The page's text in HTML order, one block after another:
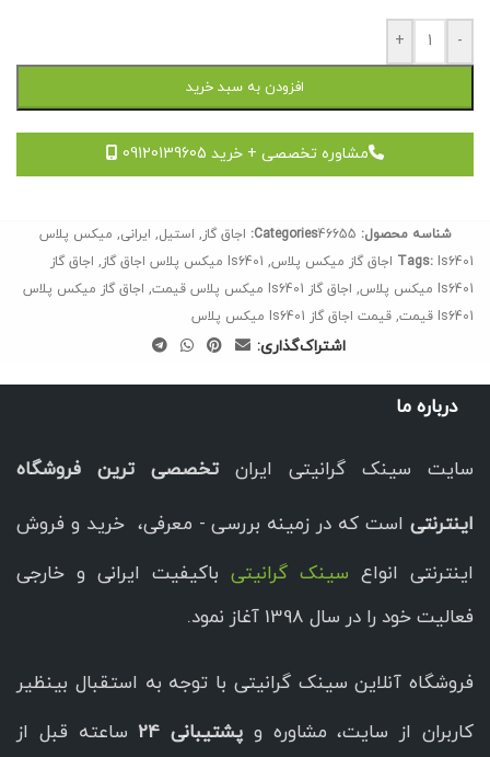
-
+
افزودن به سبد خرید
مشاوره تخصصی + خرید 09120139605
شناسه محصول: 46655
Categories: اجاق گاز, استیل, ایرانی, میکس پلاس
Tags: Is6401 اجاق گاز میکس پلاس , Is6401 میکس پلاس اجاق گاز , اجاق گاز
Is6401 میکس پلاس
, اجاق گاز Is6401 میکس پلاس قیمت , اجاق گاز میکس پلاس
Is6401 قیمت
, قیمت اجاق گاز Is6401 میکس پلاس
اشتراک‌گذاری:
درباره ما
سایت سینک گرانیتی ایرانتخصصی ترین فروشگاه
اینترنتی است که در زمینه بررسی - معرفی، خرید و فروش
اینترنتی انواع سینک گرانیتی باکیفیت ایرانی و خارجی
فعالیت خود را در سال 1398 آغاز نمود.
فروشگاه آنلاین سینک گرانیتی با توجه به استقبال بینظیر
کاربران از سایت، مشاوره وپشتیبانی 24 ساعته قبل از